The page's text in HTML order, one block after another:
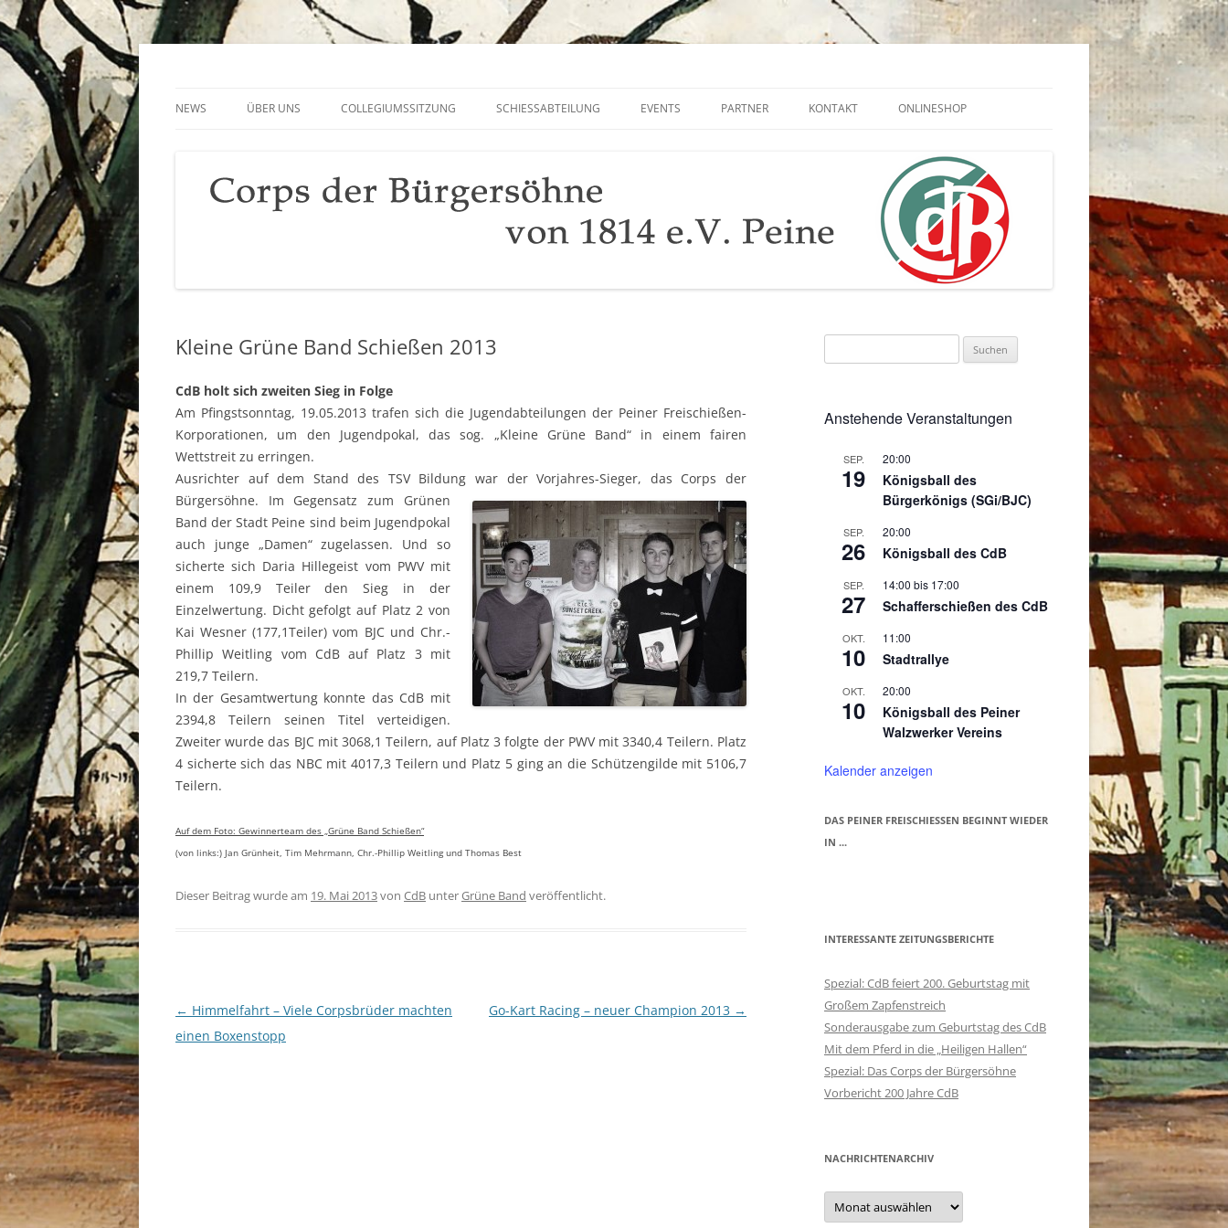
Zum
NEWS ÜBER UNS
UNIFORM
COLLEGIUMSSITZUNG SCHIESSABTEILUNG EVENTS PARTNER KONTAKT
DATENSCHUTZERKLÄRUNG
ONLINESHOP
Kleine Grüne Band Schießen 2013
CdB holt sich zweiten Sieg in Folge
Am Pfingstsonntag, 19.05.2013 trafen sich die Jugendabteilungen der Peiner Freischießen-
Korporationen, um den Jugendpokal, das sog. „Kleine Grüne Band“ in einem fairen
Wettstreit zu erringen.
Ausrichter auf dem Stand des TSV Bildung war der Vorjahres-Sieger, das Corps der
Bürgersöhne. Im Gegensatz zum Grünen
Band der Stadt Peine sind beim Jugendpokal
auch junge „Damen“ zugelassen. Und so
sicherte sich Daria Hillegeist vom PWV mit
einem 109,9 Teiler den Sieg in der
Einzelwertung. Dicht gefolgt auf Platz 2 von
Kai Wesner (177,1Teiler) vom BJC und Chr.-
Phillip Weitling vom CdB auf Platz 3 mit
219,7 Teilern.
In der Gesamtwertung konnte das CdB mit
2394,8 Teilern seinen Titel verteidigen.
Zweiter wurde das BJC mit 3068,1 Teilern, auf Platz 3 folgte der PWV mit 3340,4 Teilern. Platz
4 sicherte sich das NBC mit 4017,3 Teilern und Platz 5 ging an die Schützengilde mit 5106,7
Teilern.
Auf dem Foto: Gewinnerteam des „Grüne Band Schießen“
(von links:) Jan Grünheit, Tim Mehrmann, Chr.-Phillip Weitling und Thomas Best
Dieser Beitrag wurde am 19. Mai 2013von CdB unterGrüne Band veröffentlicht.
Beitragsnavigation
← Himmelfahrt – Viele Corpsbrüder machten
einen Boxenstopp
Go-Kart Racing – neuer Champion 2013 →
nach:
Anstehende Veranstaltungen
SEP.
19
20:00
Königsball des
Bürgerkönigs (SGi/BJC)
SEP.
26
20:00
Königsball des CdB
SEP.
27
14:00 bis 17:00
Schafferschießen des CdB
OKT.
10
11:00
Stadtrallye
OKT.
10
20:00
Königsball des Peiner
Walzwerker Vereins
Kalender anzeigen
DAS PEINER FREISCHIESSEN BEGINNT WIEDER I
N ...
INTERESSANTE ZEITUNGSBERICHTE
Spezial: CdB feiert 200. Geburtstag mit
Großem Zapfenstreich
Sonderausgabe zum Geburtstag des CdB
Mit dem Pferd in die „Heiligen Hallen“
Spezial: Das Corps der Bürgersöhne
Vorbericht 200 Jahre CdB
NACHRICHTENARCHIV
Nachrichtenarchiv